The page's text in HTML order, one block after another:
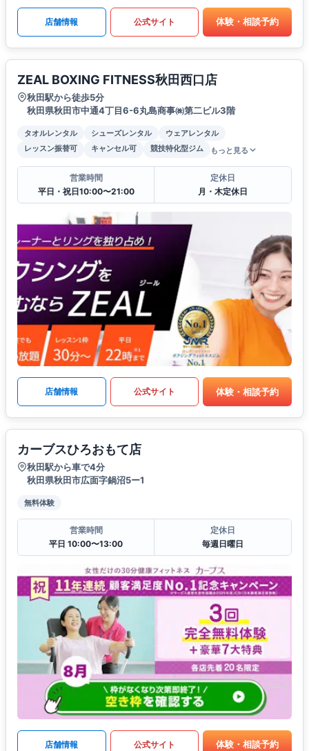
店舗情報 公式サイト 体験・相談予約
ZEAL BOXING FITNESS秋田西口店
秋田駅から徒歩5分
秋田県秋田市中通4丁目6-6丸島商事㈱第二ビル3階
タオルレンタル シューズレンタル
ウェアレンタル
レッスン振替可
キャンセル可 競技特化型ジム もっと見る
営業時間
平日・祝日10:00〜21:00
定休日
月・木定休日
店舗情報 公式サイト 体験・相談予約
カーブスひろおもて店
秋田駅から車で4分
秋田県秋田市広面字鍋沼5ー1
無料体験
営業時間
平日 10:00〜13:00
定休日
毎週日曜日
店舗情報 公式サイト 体験・相談予約